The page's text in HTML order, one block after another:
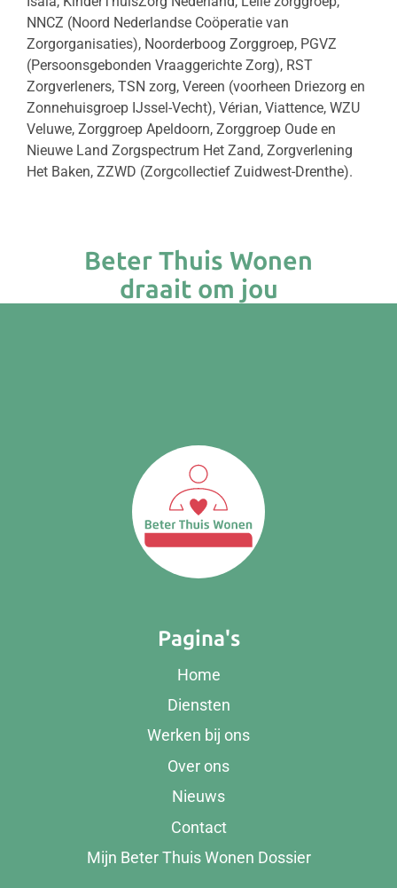
NNCZ (Noord Nederlandse Coöperatie van
Zorgorganisaties), Noorderboog Zorggroep, PGVZ
(Persoonsgebonden Vraaggerichte Zorg), RST
Zorgverleners, TSN zorg, Vereen (voorheen Driezorg en
Zonnehuisgroep IJssel-Vecht), Vérian, Viattence, WZU
Veluwe, Zorggroep Apeldoorn, Zorggroep Oude en
Nieuwe Land Zorgspectrum Het Zand, Zorgverlening
Het Baken, ZZWD (Zorgcollectief Zuidwest-Drenthe).
Beter Thuis Wonen
draait om jou
Pagina's
Home
Diensten
Werken bij ons
Over ons
Nieuws
Contact
Mijn Beter Thuis Wonen Dossier